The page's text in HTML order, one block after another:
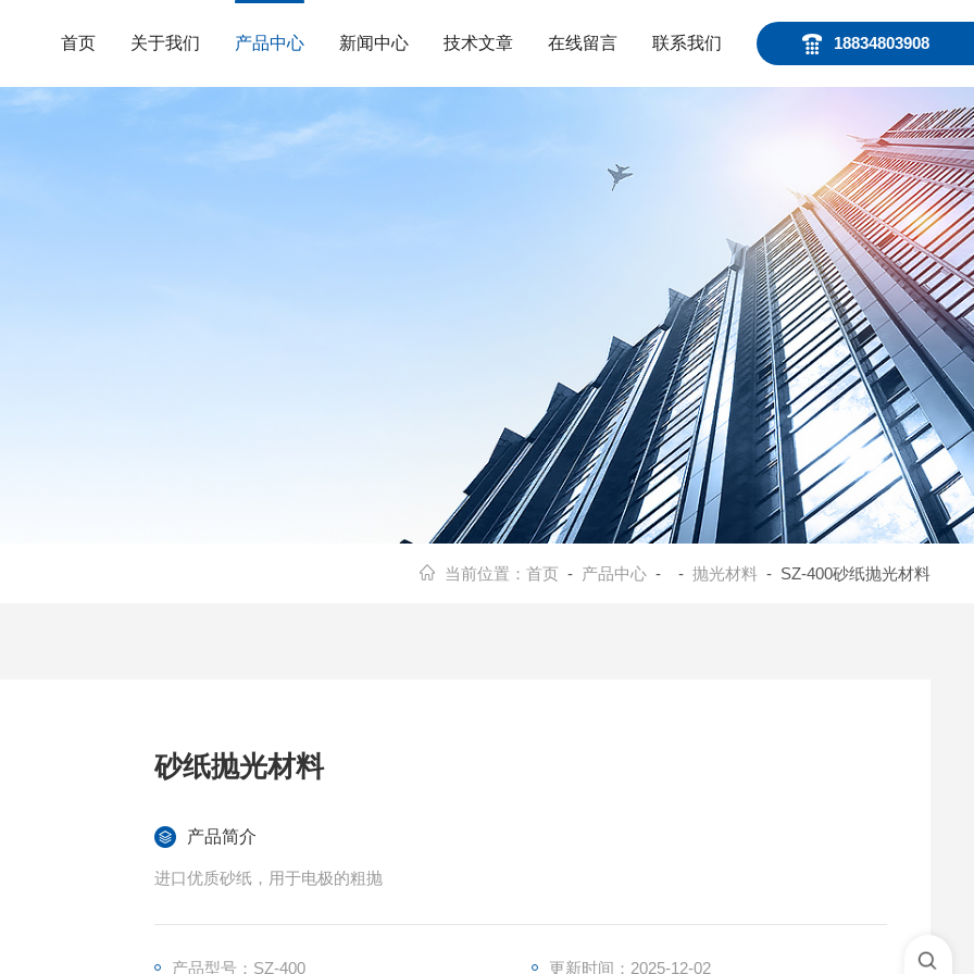
18834803908
首页 关于我们 产品中心 新闻中心 技术文章 在线留言 联系我们
当前位置： 首页 - 产品中心- - 抛光材料- SZ-400砂纸抛光材料
砂纸抛光材料
产品简介
进口优质砂纸，用于电极的粗抛
产品型号：SZ-400 更新时间：2025-12-02